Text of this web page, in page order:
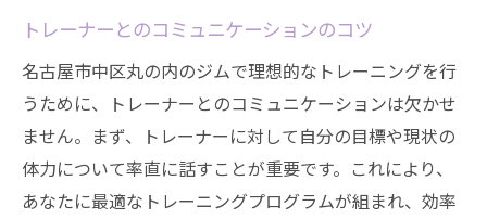
トレーナーとのコミュニケーションのコツ
名古屋市中区丸の内のジムで理想的なトレーニングを行
うために、トレーナーとのコミュニケーションは欠かせ
ません。まず、トレーナーに対して自分の目標や現状の
体力について率直に話すことが重要です。これにより、
あなたに最適なトレーニングプログラムが組まれ、効率